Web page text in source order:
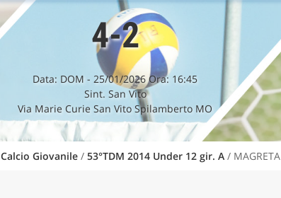
4-2
Data: DOM - 25/01/2026 Ora: 16:45
Sint. San Vito
Via Marie Curie San Vito Spilamberto MO
Calcio Giovanile/ 53°TDM 2014 Under 12 gir. A/ MAGRETA